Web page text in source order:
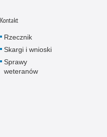
Nietrzeźwi kierujący
Nietrzeźwi opiekunowie
Kontakt
Rzecznik
Skargi i wnioski
Sprawy
weteranów